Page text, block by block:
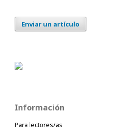
Enviar un artículo
Información
Para lectores/as